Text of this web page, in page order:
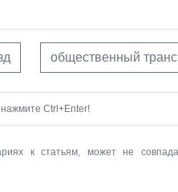
общественный
Ctrl+Enter!
к статьям, может не